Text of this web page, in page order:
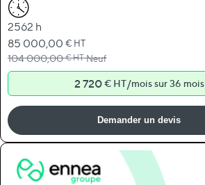
2562 h
Prix Spécial
85 000,00 € HT
Prix normal
104 000,00€ HT Neuf
2 720€ HT/mois sur 36 mois
Demander un devis